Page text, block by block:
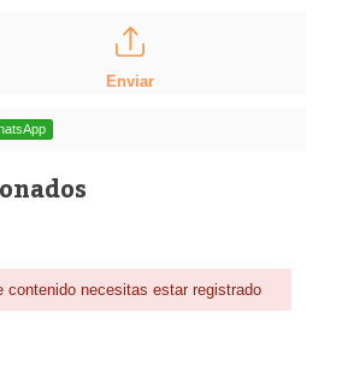
Enviar
contenido necesitas estar registrado